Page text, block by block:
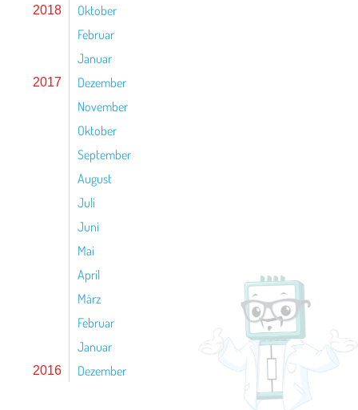
2018
Oktober
Februar
Januar
2017
Dezember
November
Oktober
September
August
Juli
Juni
Mai
April
März
Februar
Januar
2016 Dezember